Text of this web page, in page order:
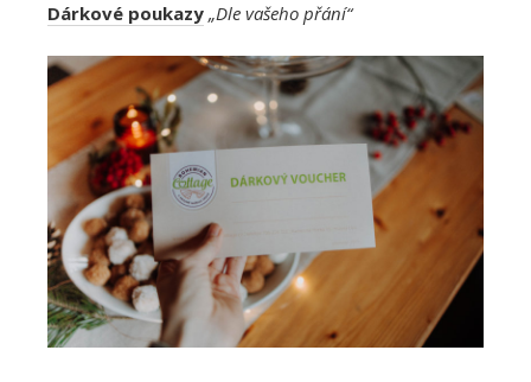
Dárkové poukazy „Dle vašeho přání“